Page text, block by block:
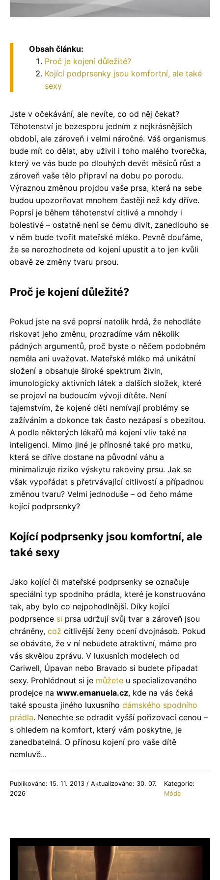
Obsah článku:
Proč je kojení důležité?
Kojící podprsenky jsou komfortní, ale také
sexy
Jste v očekávání, ale nevíte, co od něj čekat?
Těhotenství je bezesporu jedním z nejkrásnějších
období, ale zároveň i velmi náročné. Váš organismus
bude mít co dělat, aby uživil i toho malého tvorečka,
který ve vás bude po dlouhých devět měsíců růst a
zároveň vaše tělo připraví na dobu po porodu.
Výraznou změnou projdou vaše prsa, která na sebe
budou upozorňovat mnohem častěji než kdy dříve.
Poprsí je během těhotenství citlivé a mnohdy i
bolestivé – ostatně není se čemu divit, zanedlouho se
v něm bude tvořit mateřské mléko. Pevně doufáme,
že se nerozhodnete od kojení upustit a to jen kvůli
obavě ze změny tvaru prsou.
Proč je kojení důležité?
Pokud jste na své poprsí natolik hrdá, že nehodláte
riskovat jeho změnu, prozradíme vám několik
pádných argumentů, proč byste o něčem podobném
neměla ani uvažovat. Mateřské mléko má unikátní
složení a obsahuje široké spektrum živin,
imunologicky aktivních látek a dalších složek, které
se projeví na budoucím vývoji dítěte. Není
tajemstvím, že kojené děti nemívají problémy se
zažíváním a dokonce tak často nezápasí s obezitou.
A podle některých lékařů má kojení vliv také na
inteligenci. Mimo jiné je přínosné také pro matku,
která se dříve dostane na původní váhu a
minimalizuje riziko výskytu rakoviny prsu. Jak se
však vypořádat s přetrvávající citlivostí a případnou
změnou tvaru? Velmi jednoduše – od čeho máme
kojící podprsenky?
Kojící podprsenky jsou komfortní, ale
také sexy
Jako kojící či mateřské podprsenky se označuje
speciální typ spodního prádla, které je konstruováno
tak, aby bylo co nejpohodlnější. Díky kojící
podprsence si prsa udržují svůj tvar a zároveň jsou
chráněny, což citlivější ženy ocení dvojnásob. Pokud
se obáváte, že v ní nebudete atraktivní, máme pro
vás skvělou zprávu. V luxusních modelech od
Cariwell, Úpavan nebo Bravado si budete připadat
sexy. Prohlédnout si je můžete u specializovaného
prodejce na www.emanuela.cz, kde na vás čeká
také spousta jiného luxusního dámského spodního
prádla. Nenechte se odradit vyšší pořizovací cenou –
s ohledem na komfort, který vám poskytne, je
zanedbatelná. O přínosu kojení pro vaše dítě
nemluvě...
Publikováno: 15. 11. 2013 / Aktualizováno: 30. 07.
2026
Kategorie:
Móda